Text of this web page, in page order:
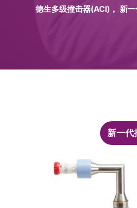
德生多级撞击器(ACI)， 新
新一代